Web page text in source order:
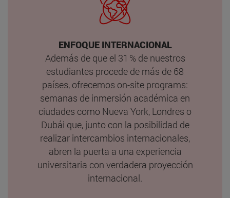
ENFOQUE INTERNACIONAL
Además de que el 31 % de nuestros
estudiantes procede de más de 68
países, ofrecemos on-site programs:
semanas de inmersión académica en
ciudades como Nueva York, Londres o
Dubái que, junto con la posibilidad de
realizar intercambios internacionales,
abren la puerta a una experiencia
universitaria con verdadera proyección
internacional.